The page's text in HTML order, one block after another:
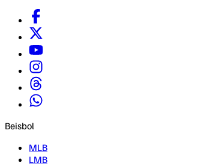
Beisbol
MLB
LMB